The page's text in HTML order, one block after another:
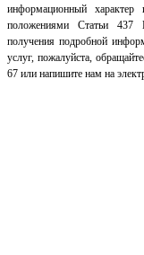
информационный
положениями Статьи 437
получения подробной
услуг, пожалуйста,
67 или напишите нам на